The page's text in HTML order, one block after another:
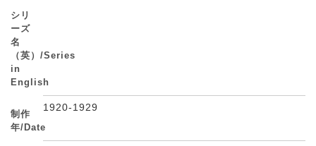
シリ
ーズ
名
（英）/Series
in
English
制作
年/Date
1920-1929